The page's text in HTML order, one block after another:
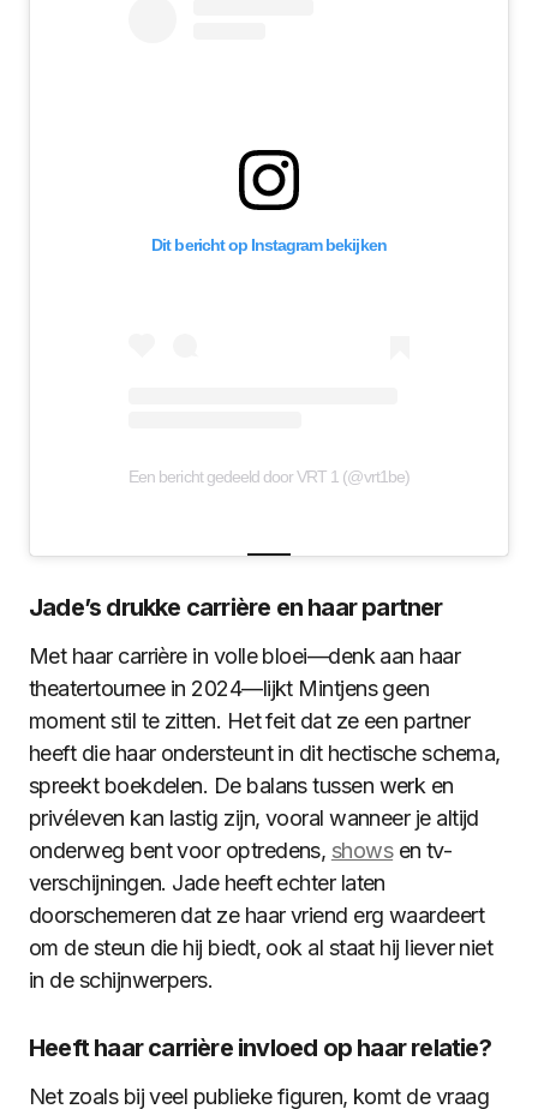
Dit bericht op Instagram bekijken
Een bericht gedeeld door VRT 1 (@vrt1be)
Jade’s drukke carrière en haar partner
Met haar carrière in volle bloei—denk aan haar
theatertournee in 2024—lijkt Mintjens geen
moment stil te zitten. Het feit dat ze een partner
heeft die haar ondersteunt in dit hectische schema,
spreekt boekdelen. De balans tussen werk en
privéleven kan lastig zijn, vooral wanneer je altijd
onderweg bent voor optredens, showsen tv-
verschijningen. Jade heeft echter laten
doorschemeren dat ze haar vriend erg waardeert
om de steun die hij biedt, ook al staat hij liever niet
in de schijnwerpers.
Heeft haar carrière invloed op haar relatie?
Net zoals bij veel publieke figuren, komt de vraag